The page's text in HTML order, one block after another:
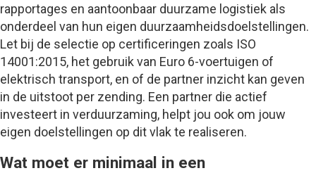
rapportages en aantoonbaar duurzame logistiek als
onderdeel van hun eigen duurzaamheidsdoelstellingen.
Let bij de selectie op certificeringen zoals ISO
14001:2015, het gebruik van Euro 6-voertuigen of
elektrisch transport, en of de partner inzicht kan geven
in de uitstoot per zending. Een partner die actief
investeert in verduurzaming, helpt jou ook om jouw
eigen doelstellingen op dit vlak te realiseren.
Wat moet er minimaal in een